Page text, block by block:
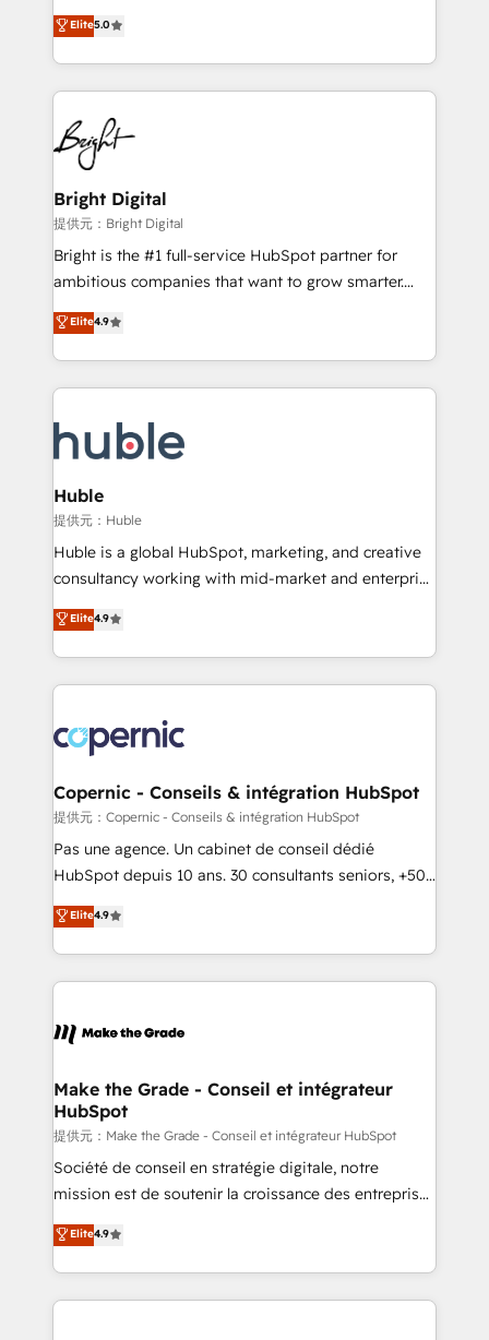
Growth-Driven Design Agency of the Year 🏆2016
Sales Enablement HubSpot Impact Award 🏆2015
HubSpot COS Performance Award 🏆2014 HubSpot
COS Design Award 🏆2013 HubSpot Marketplace
Partner 📆Founded in 1997
and nonprofits — to streamline operations, scale
revenue, and unlock the full potential of HubSpot.
With deep technical and industry expertise, we fuse
automation, integration, and AI innovation to deliver
lasting impact. We specialize in: • Turnkey and end-
to-end HubSpot implementations • Onboarding for
Sales, Service, Marketing & Content Hubs • AI voice
and chat agents, predictive automation, and smart
workflows • Salesforce + HubSpot integration •
Website design and CMS development • ERP
integration: SAP, NetSuite, Microsoft Dynamics, … •
platform • Client/member portals built on HubSpot •
CaterSuite for the catering industry • Custom and
WooCommerce, BuilderTrend, and more Experience
the difference — reach out to see how AI + HubSpot
Elite5.0
Bright Digital
提供元：Bright Digital
Bright is the #1 full-service HubSpot partner for
ambitious companies that want to grow smarter.
From HubSpot onboarding, to training, from
developing a new website to lead generation and
digital marketing; we do it all (and with great
results)! In short, our services include: - HubSpot
HubSpot development: websites, custom modules,
integrations - Marketing & sales solutions: digital
marketing, advertising, campaigns, content and
design We connect people, data and technology to
improve customer experiences. With our bright
people, exciting ideas and can-do mentality, we
your challenge; our passionate and growth driven
team of 100+ experts is ready for you! Driving digital
Elite4.9
Huble
提供元：Huble
Huble is a global HubSpot, marketing, and creative
consultancy working with mid-market and enterprise
businesses. We go beyond implementation, shaping
the strategy, processes, and teams that turn
HubSpot into a genuine growth engine. Named
HubSpot's Global Partner of the Year in 2024,
worldwide, and with over 15 years in the ecosystem,
Huble has built a track record that speaks for itself.
One company, one operating model, delivering
across offices and consulting teams in the UK, USA,
Canada, Germany, France, Belgium, Singapore, and
South Africa. Certified compliant with ISO/IEC
international offices and 175+ employees.
Elite4.9
Copernic - Conseils & intégration HubSpot
提供元：Copernic - Conseils & intégration HubSpot
Pas une agence. Un cabinet de conseil dédié
HubSpot depuis 10 ans. 30 consultants seniors, +500
clients, un ROI mesurable. Notre mission : faire de
HubSpot un vrai levier de performance pour votre
organisation. Cela passe par la compréhension de
vos processus, la fiabilisation de vos données et
la plateforme. Nos domaines d'intervention : -
& reprise de données - Stratégie RevOps &
alignement Marketing / Sales - Data, reporting &
tableaux de bord - Onboarding, audit &
optimisation - Intégrations métiers (ERP, téléphonie,
e-commerce) - Formation & accompagnement au
et grandes entreprises en France et à l'international,
dans des secteurs variés : SaaS, immobilier,
Elite4.9
Make the Grade - Conseil et intégrateur
HubSpot
提供元：Make the Grade - Conseil et intégrateur HubSpot
Société de conseil en stratégie digitale, notre
mission est de soutenir la croissance des entreprises
B2B à travers l’acquisition de nouveaux clients,
l'intégration CRM et le développement des revenus
auprès de vos comptes existants. En France et à
l'international, nous travaillons avec des ETI
Elite4.9